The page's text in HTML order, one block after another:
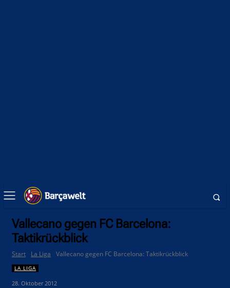
Vallecano gegen FC Barcelona:
Taktikrückblick
Start La Liga Vallecano gegen FC Barcelona: Taktikrückblick
LA LIGA
28. Oktober 2012